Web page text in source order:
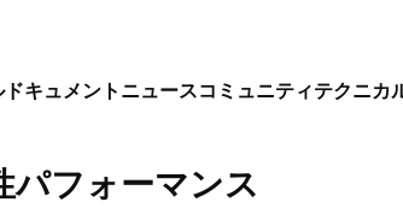
ドキュメント ニュースコミュニティテクニカ
パフォーマンス